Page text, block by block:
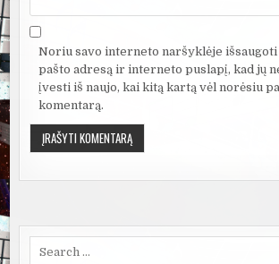
Noriu savo interneto naršyklėje išsaugoti
pašto adresą ir interneto puslapį, kad jų
įvesti iš naujo, kai kitą kartą vėl norėsiu
komentarą.